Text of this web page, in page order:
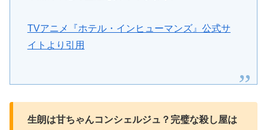
TVアニメ『ホテル・インヒューマンズ』公式サ
イトより引用
生朗は甘ちゃんコンシェルジュ？完璧な殺し屋は